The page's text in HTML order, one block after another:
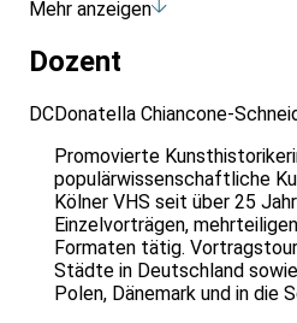
erkannt und die eigene
illustrierten Präsentationen,
Weiterbildung kurzweilig. Sie
Erkenntnisse können durch
sofort im wahren Leben
Bildrechten und nach den
maßgeschneiderte
Veranstaltung ab.
Mehr anzeigen
Dozent
DCDonatella Chiancone-
Promovierte
populärwissenschaftliche
Kölner VHS seit über 25
Einzelvorträgen,
Formaten tätig.
Städte in Deutschland
Polen, Dänemark und in die